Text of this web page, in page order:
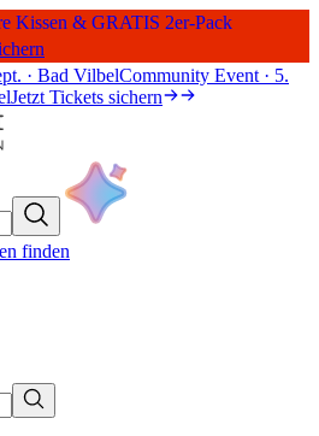
Kissen & GRATIS 2er-Pack
· Bad VilbelCommunity Event · 5.
Jetzt Tickets sichern
finden